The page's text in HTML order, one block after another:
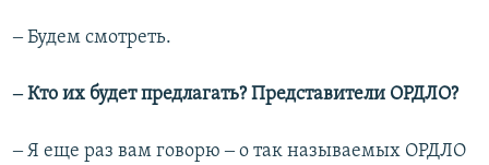
‒ Будем смотреть.
‒ Кто их будет предлагать? Представители ОРДЛО?
‒ Я еще раз вам говорю ‒ о так называемых ОРДЛО